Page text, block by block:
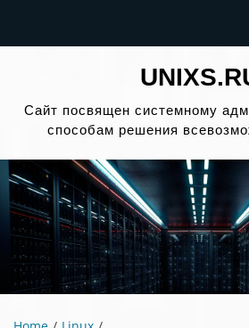
Сайт посвящен системному
способам решения